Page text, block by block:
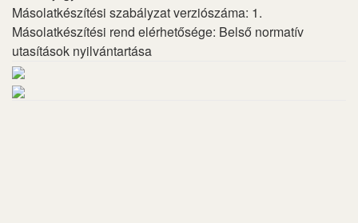
Másolatkészítési szabályzat verziószáma: 1.
Másolatkészítési rend elérhetősége: Belső normatív
utasítások nyilvántartása